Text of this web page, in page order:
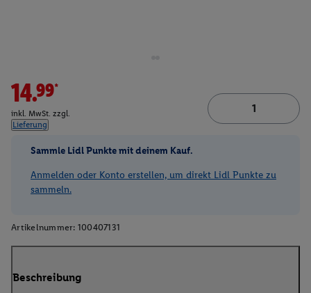
14.99*
inkl. MwSt. zzgl.
Lieferung
Sammle Lidl Punkte mit deinem Kauf.
Anmelden oder Konto erstellen, um direkt Lidl Punkte zu
sammeln.
Artikelnummer: 100407131
Beschreibung